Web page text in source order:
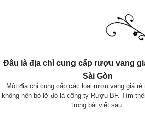
Đâu là địa chỉ cung cấp rượu vang
Sài Gòn
Một địa chỉ cung cấp các loại rượu vang giá rẻ
không nên bỏ lỡ đó là công ty Rượu BF. Tìm
trong bài viết sau.